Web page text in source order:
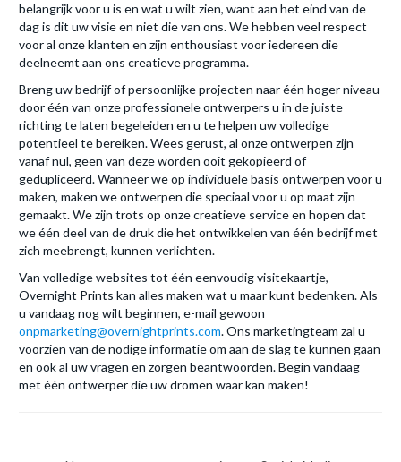
belangrijk voor u is en wat u wilt zien, want aan het eind van de
dag is dit uw visie en niet die van ons. We hebben veel respect
voor al onze klanten en zijn enthousiast voor iedereen die
deelneemt aan ons creatieve programma.
Breng uw bedrijf of persoonlijke projecten naar één hoger niveau
door één van onze professionele ontwerpers u in de juiste
richting te laten begeleiden en u te helpen uw volledige
potentieel te bereiken. Wees gerust, al onze ontwerpen zijn
vanaf nul, geen van deze worden ooit gekopieerd of
gedupliceerd. Wanneer we op individuele basis ontwerpen voor u
maken, maken we ontwerpen die speciaal voor u op maat zijn
gemaakt. We zijn trots op onze creatieve service en hopen dat
we één deel van de druk die het ontwikkelen van één bedrijf met
zich meebrengt, kunnen verlichten.
Van volledige websites tot één eenvoudig visitekaartje,
Overnight Prints kan alles maken wat u maar kunt bedenken. Als
u vandaag nog wilt beginnen, e-mail gewoon
onpmarketing@overnightprints.com. Ons marketingteam zal u
voorzien van de nodige informatie om aan de slag te kunnen gaan
en ook al uw vragen en zorgen beantwoorden. Begin vandaag
met één ontwerper die uw dromen waar kan maken!